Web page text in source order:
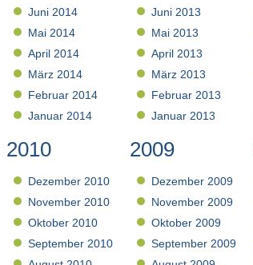
Juni 2014
Mai 2014
April 2014
März 2014
Februar 2014
Januar 2014
Juni 2013
Mai 2013
April 2013
März 2013
Februar 2013
Januar 2013
2010
Dezember 2010
November 2010
Oktober 2010
September 2010
2009
Dezember 2009
November 2009
Oktober 2009
September 2009